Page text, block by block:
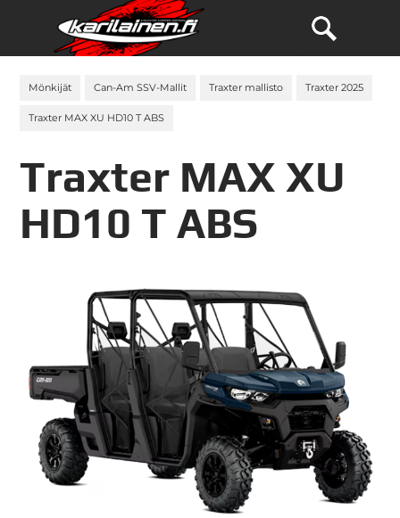
Mönkijät Can-Am SSV-Mallit Traxter mallisto Traxter 2025
Traxter MAX XU HD10 T ABS
Traxter MAX XU
HD10 T ABS